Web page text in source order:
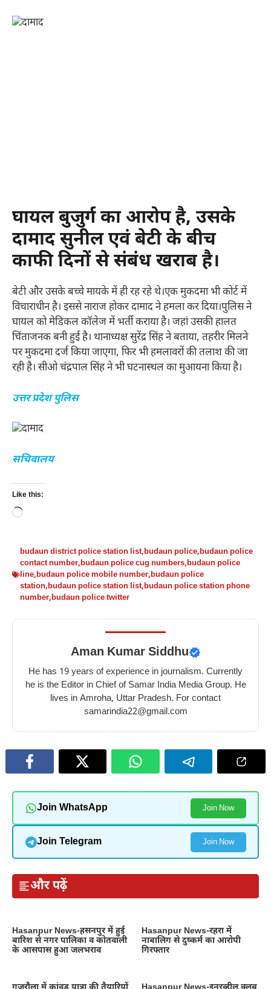
घायल बुजुर्ग का आरोप है, उसके
दामाद सुनील एवं बेटी के बीच
काफी दिनों से संबंध खराब है।
बेटी और उसके बच्चे मायके में ही रह रहे थे।एक मुकदमा भी कोर्ट में
विचाराधीन है। इससे नाराज होकर दामाद ने हमला कर दिया।पुलिस ने
घायल को मेडिकल कॉलेज में भर्ती कराया है। जहां उसकी हालत
चिंताजनक बनी हुई है। थानाध्यक्ष सुरेंद्र सिंह ने बताया, तहरीर मिलने
पर मुकदमा दर्ज किया जाएगा, फिर भी हमलावरों की तलाश की जा
रही है। सीओ चंद्रपाल सिंह ने भी घटनास्थल का मुआयना किया है।
उत्तर प्रदेश पुलिस
सचिवालय
Like this:
Loading…
budaun district police station list,budaun police,budaun police
contact number,budaun police cug numbers,budaun police
line,budaun police mobile number,budaun police
station,budaun police station list,budaun police station phone
number,budaun police twitter
Aman Kumar Siddhu
He has 19 years of experience in journalism. Currently
he is the Editor in Chief of Samar India Media Group. He
lives in Amroha, Uttar Pradesh. For contact
samarindia22@gmail.com
Join WhatsApp Join Now
Join Telegram Join Now
और पढ़ें
Hasanpur News-हसनपुर में हुई
बारिश से नगर पालिका व कोतवाली
के आसपास हुआ जलभराव
Hasanpur News-रहरा में
नाबालिग से दुष्कर्म का आरोपी
गिरफ्तार